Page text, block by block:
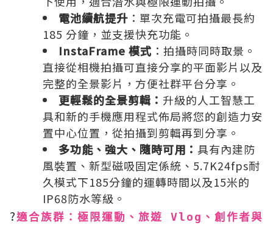
電池續航提升 ：​單次充電可拍攝最長約
185 分鐘，並支援快充功能。
InstaFrame 模式 ：​拍攝時同時取景。
直接從相機拍攝可直接分享的平面影片以及
完整的全景影片，方便社群平台分享。
更輕鬆的全景剪輯： 升級的人工智慧工
具和新的手機應用程式佈局將您的創造力安
置中心位置，從拍攝到剪輯再到分享。
多功能、強大、隨時可用： 具有內建防
風裝置、新型磁吸固定係統、5.7K24fps耐
久模式下185分鐘的運轉時間以及15米的
IP68防水等級。
?適合族群：極限運動、旅遊 Vlog、創作者與